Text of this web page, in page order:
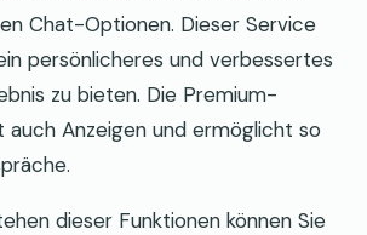
Chat-Optionen. Dieser Service
persönlicheres und verbessertes
zu bieten. Die Premium-
auch Anzeigen und ermöglicht so
dieser Funktionen können Sie